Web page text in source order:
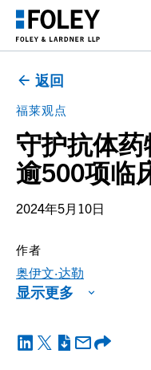
返回
福莱观点
守护抗体药
逾500项临
2024年5月10日
作者
奥伊文·达勒
显示更多